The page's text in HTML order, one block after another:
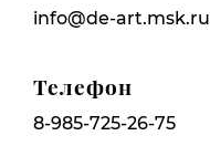
info@de-art.msk.ru
Телефон
8-985-725-26-75